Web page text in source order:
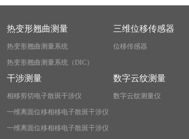
热变形翘曲测量
热变形翘曲测量系统
热变形翘曲测量系统（DIC）
三维位移传感器
位移传感器
干涉测量
相移剪切电子散斑干涉仪
一维离面位移相移电子散斑干涉仪
一维离面位移相移电子散斑干涉仪
数字云纹测量
数字云纹测量仪